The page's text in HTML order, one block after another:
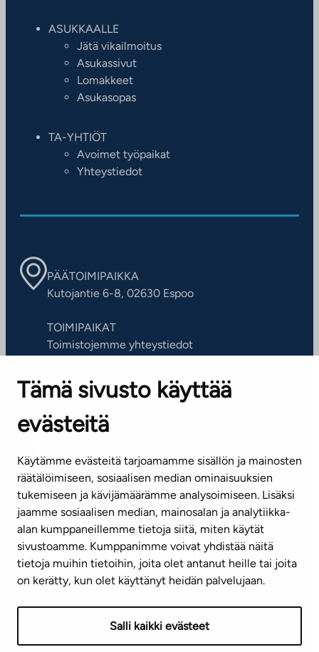
Tämä sivusto käyttää
evästeitä
Käytämme evästeitä tarjoamamme sisällön ja mainosten
räätälöimiseen, sosiaalisen median ominaisuuksien
tukemiseen ja kävijämäärämme analysoimiseen. Lisäksi
jaamme sosiaalisen median, mainosalan ja analytiikka-
alan kumppaneillemme tietoja siitä, miten käytät
sivustoamme. Kumppanimme voivat yhdistää näitä
tietoja muihin tietoihin, joita olet antanut heille tai joita
on kerätty, kun olet käyttänyt heidän palvelujaan.
Salli kaikki evästeet
ASUKKAALLE
Jätä vikailmoitus
Asukassivut
Lomakkeet
Asukasopas
TA-YHTIÖT
Avoimet työpaikat
Yhteystiedot
PÄÄTOIMIPAIKKA
Kutojantie 6-8, 02630 Espoo
TOIMIPAIKAT
Toimistojemme yhteystiedot
ASIAKASPALVELUKESKUS
Puh. 045 7734 3777
(arkisin klo 8-16)
info@ta.fi
Tilaa uutiskirje
Mediapankki
TietosuojaselosteSaavutettavuusseloste